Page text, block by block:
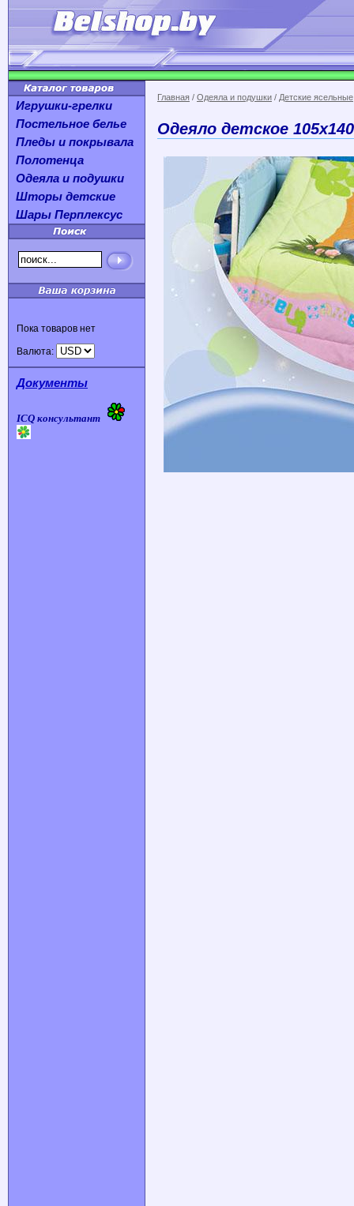
Игрушки-грелки
Постельное белье
Пледы и покрывала
Полотенца
Одеяла и подушки
Шторы детские
Шары Перплексус
Пока товаров нет
Валюта:
Документы
ICQ консультант
Главная / Одеяла и подушки / Детские ясельные
Одеяло детское